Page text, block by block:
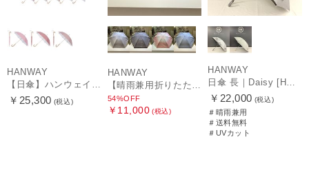
HANWAY
￥25,300 (税込)
HANWAY
54%OFF
￥11,000 (税込)
HANWAY
￥22,000 (税込)
＃晴雨兼用
＃送料無料
＃UVカット